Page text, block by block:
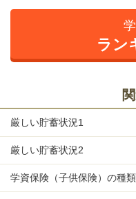
ラン
厳しい貯蓄状況1
厳しい貯蓄状況2
学資保険（子供保険）の種類